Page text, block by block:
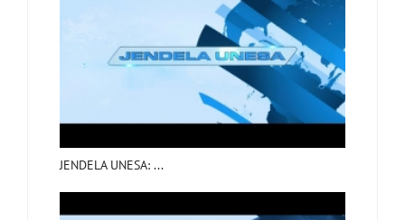
JENDELA UNESA: ...